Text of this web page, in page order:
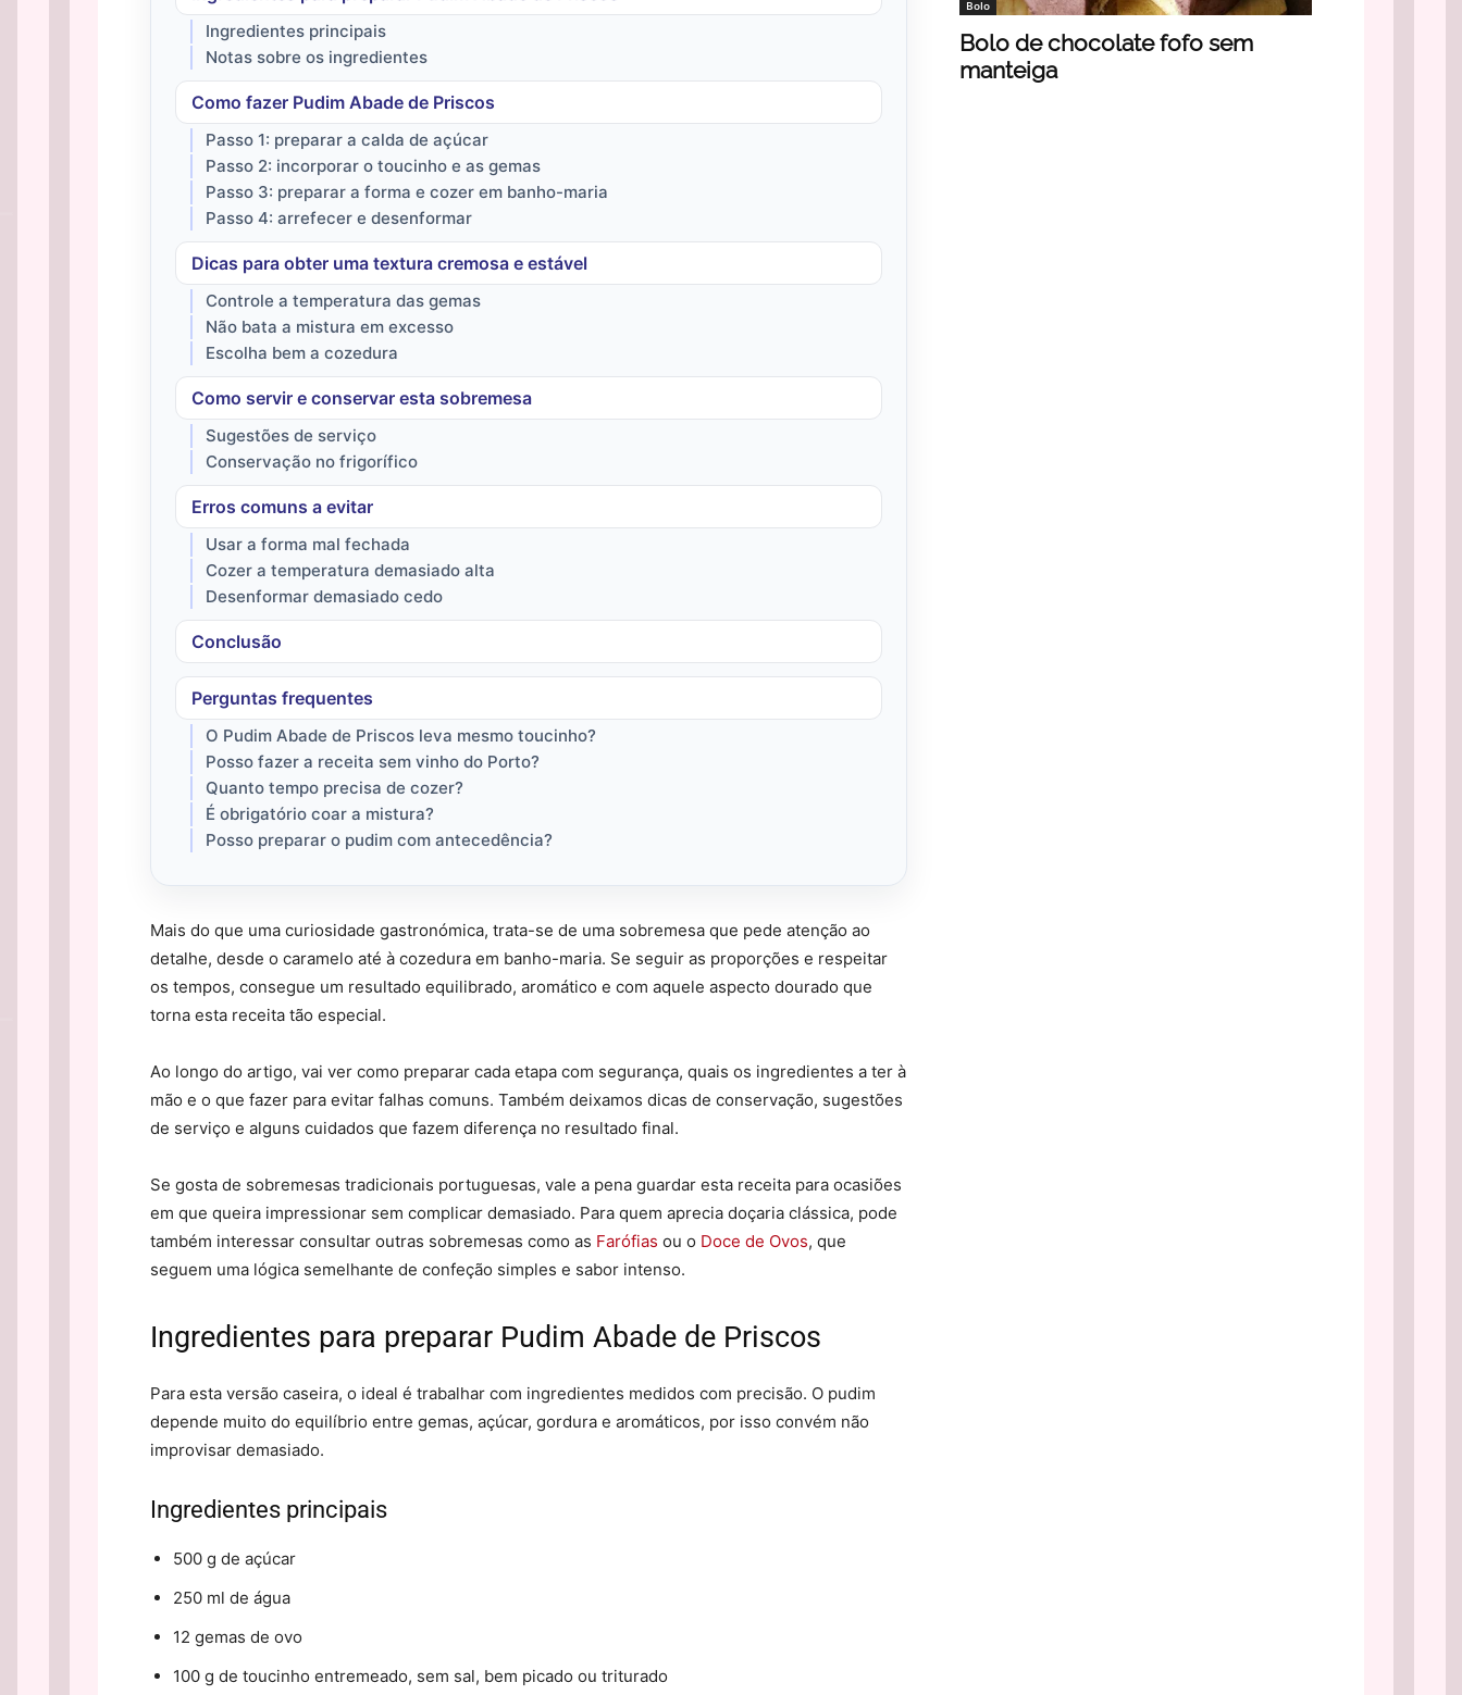
Ingredientes principais
Notas sobre os ingredientes
Como fazer Pudim Abade de Priscos
Passo 1: preparar a calda de açúcar
Passo 2: incorporar o toucinho e as gemas
Passo 3: preparar a forma e cozer em banho-maria
Passo 4: arrefecer e desenformar
Dicas para obter uma textura cremosa e estável
Controle a temperatura das gemas
Não bata a mistura em excesso
Escolha bem a cozedura
Como servir e conservar esta sobremesa
Sugestões de serviço
Conservação no frigorífico
Erros comuns a evitar
Usar a forma mal fechada
Cozer a temperatura demasiado alta
Desenformar demasiado cedo
Conclusão
Perguntas frequentes
O Pudim Abade de Priscos leva mesmo toucinho?
Posso fazer a receita sem vinho do Porto?
Quanto tempo precisa de cozer?
É obrigatório coar a mistura?
Posso preparar o pudim com antecedência?
Mais do que uma curiosidade gastronómica, trata-se de uma sobremesa que pede atenção ao
detalhe, desde o caramelo até à cozedura em banho-maria. Se seguir as proporções e respeitar
os tempos, consegue um resultado equilibrado, aromático e com aquele aspecto dourado que
torna esta receita tão especial.
Ao longo do artigo, vai ver como preparar cada etapa com segurança, quais os ingredientes a ter à
mão e o que fazer para evitar falhas comuns. Também deixamos dicas de conservação, sugestões
de serviço e alguns cuidados que fazem diferença no resultado final.
Se gosta de sobremesas tradicionais portuguesas, vale a pena guardar esta receita para ocasiões
em que queira impressionar sem complicar demasiado. Para quem aprecia doçaria clássica, pode
também interessar consultar outras sobremesas como as Farófias ou o Doce de Ovos, que
seguem uma lógica semelhante de confeção simples e sabor intenso.
Ingredientes para preparar Pudim Abade de Priscos
Para esta versão caseira, o ideal é trabalhar com ingredientes medidos com precisão. O pudim
depende muito do equilíbrio entre gemas, açúcar, gordura e aromáticos, por isso convém não
improvisar demasiado.
Ingredientes principais
500 g de açúcar
250 ml de água
12 gemas de ovo
100 g de toucinho entremeado, sem sal, bem picado ou triturado
Bolo
Bolo de chocolate fofo sem
manteiga